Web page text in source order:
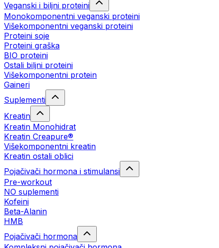
Veganski i biljni proteini
Monokomponentni veganski proteini
Višekomponentni veganski proteini
Proteini soje
Proteini graška
BIO proteini
Ostali biljni proteini
Višekomponentni protein
Gaineri
Suplementi
Kreatin
Kreatin Monohidrat
Kreatin Creapure®
Višekomponentni kreatin
Kreatin ostali oblici
Pojačivači hormona i stimulansi
Pre-workout
NO suplementi
Kofeini
Beta-Alanin
HMB
Pojačivači hormona